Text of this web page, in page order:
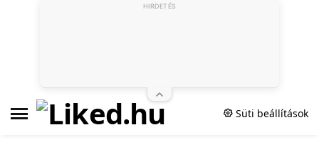
Süti beállítások
HIRDETÉS